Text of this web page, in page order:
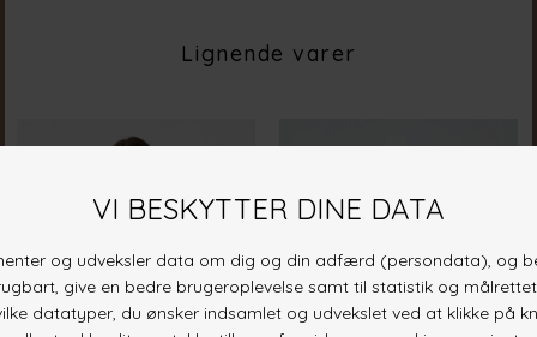
Lignende varer